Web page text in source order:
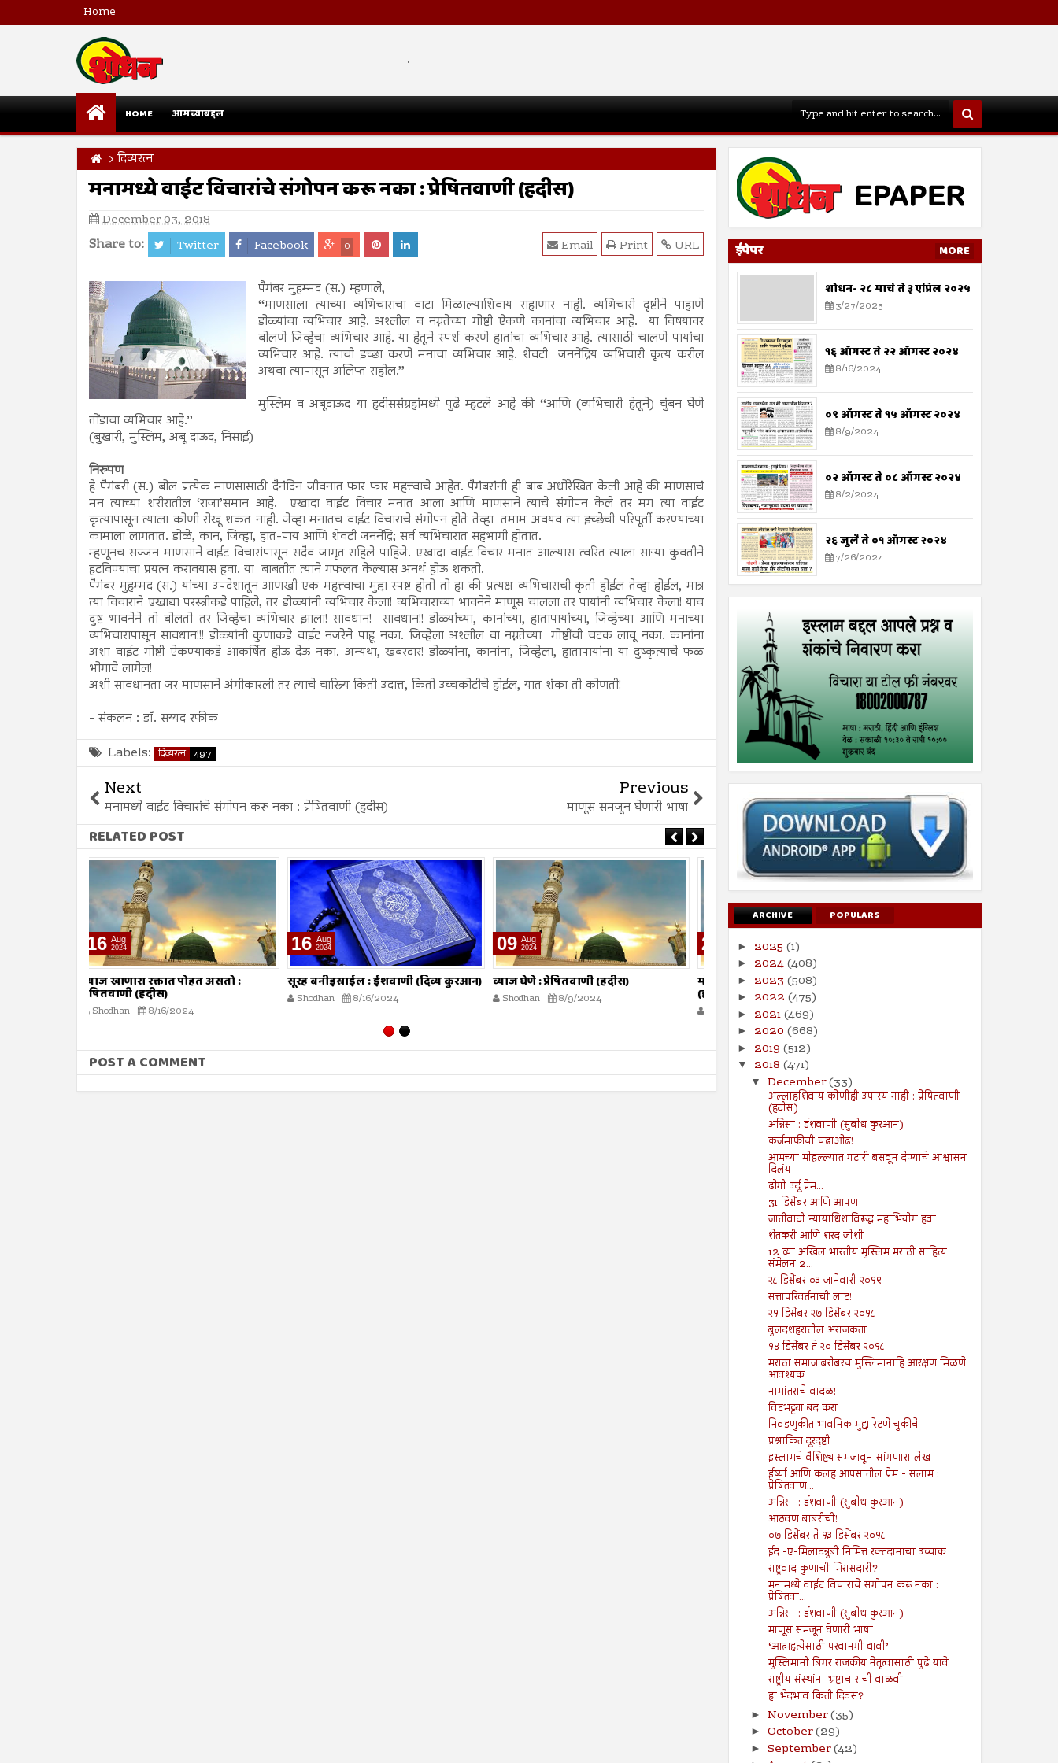
Home
.
HOME आमच्याबद्दल
दिव्यरत्न
मनामध्ये वाईट विचारांचे संगोपन करू नका : प्रेषितवाणी (हदीस)
December 03, 2018
Share to: Twitter Facebook 0 URL
Print
Email
पैगंबर मुहम्मद (स.) म्हणाले,
‘‘माणसाला त्याच्या व्यभिचाराचा वाटा मिळाल्याशिवाय राहाणार नाही. व्यभिचारी दृष्टीने पाहाणे
डोळ्यांचा व्यभिचार आहे. अश्लील व नग्नतेच्या गोष्टी ऐकणे कानांचा व्यभिचार आहे. या विषयावर
बोलणे जिव्हेचा व्यभिचार आहे. या हेतूने स्पर्श करणे हातांचा व्यभिचार आहे. त्यासाठी चालणे पायांचा
व्यभिचार आहे. त्याची इच्छा करणे मनाचा व्यभिचार आहे. शेवटी जननेंद्रिय व्यभिचारी कृत्य करील
अथवा त्यापासून अलिप्त राहील.’’
मुस्लिम व अबूदाऊद या हदीससंग्रहांमध्ये पुढे म्हटले आहे की ‘‘आणि (व्यभिचारी हेतूने) चुंबन घेणे
तोंडाचा व्यभिचार आहे.’’
(बुखारी, मुस्लिम, अबू दाऊद, निसाई)
निरुपण
हे पैगंबरी (स.) बोल प्रत्येक माणसासाठी दैनंदिन जीवनात फार फार महत्त्वाचे आहेत. पैगंबरांनी ही बाब अधोरेखित केली आहे की माणसाचं
मन त्याच्या शरीरातील ‘राजा’समान आहे. एखादा वाईट विचार मनात आला आणि माणसाने त्याचे संगोपन केले तर मग त्या वाईट
कृत्यापासून त्याला कोणी रोखू शकत नाही. जेव्हा मनातच वाईट विचाराचे संगोपन होते तेव्हा तमाम अवयव त्या इच्छेची परिपूर्ती करण्याच्या
कामाला लागतात. डोळे, कान, जिव्हा, हात-पाय आणि शेवटी जननेंद्रि; सर्व व्यभिचारात सहभागी होतात.
म्हणूनच सज्जन माणसाने वाईट विचारांपासून सदैव जागृत राहिले पाहिजे. एखादा वाईट विचार मनात आल्यास त्वरित त्याला साऱ्या कुवतीने
हटविण्याचा प्रयत्न करावयास हवा. या बाबतीत त्याने गफलत केल्यास अनर्थ होऊ शकतो.
पैगंबर मुहम्मद (स.) यांच्या उपदेशातून आणखी एक महत्त्वाचा मुद्दा स्पष्ट होतो तो हा की प्रत्यक्ष व्यभिचाराची कृती होईल तेव्हा होईल, मात्र
त्या विचाराने एखाद्या परस्त्रीकडे पाहिले, तर डोळ्यांनी व्यभिचार केला! व्यभिचाराच्या भावनेने माणूस चालला तर पायांनी व्यभिचार केला! याच
दुष्ट भावनेने तो बोलतो तर जिव्हेचा व्यभिचार झाला! सावधान! सावधान!! डोळ्यांच्या, कानांच्या, हातापायांच्या, जिव्हेच्या आणि मनाच्या
व्यभिचारापासून सावधान!!! डोळ्यांनी कुणाकडे वाईट नजरेने पाहू नका. जिव्हेला अश्लील वा नग्नतेच्या गोष्टींची चटक लावू नका. कानांना
अशा वाईट गोष्टी ऐकण्याकडे आकर्षित होऊ देऊ नका. अन्यथा, खबरदार! डोळ्यांना, कानांना, जिव्हेला, हातापायांना या दुष्कृत्याचे फळ
भोगावे लागेल!
अशी सावधानता जर माणसाने अंगीकारली तर त्याचे चारित्र्य किती उदात्त, किती उच्चकोटीचे होईल, यात शंका ती कोणती!
- संकलन : डॉ. सय्यद रफीक
Labels: दिव्यरत्न 497
Next
मनामध्ये वाईट विचारांचे संगोपन करू नका : प्रेषितवाणी (हदीस)
Previous
माणूस समजून घेणारी भाषा
RELATED POST
16 Aug
2024
सूरह बनीइस्राईल : ईशवाणी (दिव्य कुरआन)
Shodhan 8/16/2024
09 Aug
2024
व्याज घेणे : प्रेषितवाणी (हदीस)
Shodhan 8/9/2024
26 Jul
2024
मोजमापात तफावत करणे : प्रेषितवाणी
(हदीस)
2024
सूरह बनीइस्राईल : : ईशवाणी (दिव्य
कुरआन)
Shodhan 7/26/2024
POST A COMMENT
ईपेपर MORE
शोधन- २८ मार्च ते ३ एप्रिल २०२५
3/27/2025
१६ ऑगस्ट ते २२ ऑगस्ट २०२४
8/16/2024
०९ ऑगस्ट ते १५ ऑगस्ट २०२४
8/9/2024
०२ ऑगस्ट ते ०८ ऑगस्ट २०२४
8/2/2024
२६ जुलै ते ०१ ऑगस्ट २०२४
7/26/2024
ARCHIVE POPULARS
► 2025 (1)
► 2024(408)
► 2023 (508)
► 2022 (475)
► 2021(469)
► 2020 (668)
► 2019 (512)
▼ 2018 (471)
▼ December(33)
अल्लाहशिवाय कोणीही उपास्य नाही : प्रेषितवाणी
(हदीस)
अन्निसा : ईशवाणी (सुबोध कुरआन)
कर्जमाफीची चढाओढ!
आमच्या मोहल्ल्यात गटारी बसवून देण्याचे आश्वासन
दिलंय
ढोंगी उर्दू प्रेम...
31 डिसेंबर आणि आपण
जातीवादी न्यायाधिशांविरूद्ध महाभियोग हवा
शेतकरी आणि शरद जोशी
12 व्या अखिल भारतीय मुस्लिम मराठी साहित्य
संमेलन 2...
२८ डिसेंबर ०३ जानेवारी २०१९
सत्तापरिवर्तनाची लाट!
२१ डिसेंबर २७ डिसेंबर २०१८
बुलंदशहरातील अराजकता
१४ डिसेंबर ते २० डिसेंबर २०१८
मराठा समाजाबरोबरच मुस्लिमांनाहि आरक्षण मिळणे
आवश्यक
नामांतराचे वादळ!
विटभट्ट्या बंद करा
निवडणुकीत भावनिक मुद्दा रेटणे चुकीचे
प्रश्नांकित दूरदृष्टी
इस्लामचे वैशिष्ट्य समजावून सांगणारा लेख
ईर्ष्या आणि कलह आपसांतील प्रेम - सलाम :
प्रेषितवाण...
अन्निसा : ईशवाणी (सुबोध कुरआन)
आठवण बाबरीची!
०७ डिसेंबर ते १३ डिसेंबर २०१८
ईद -ए-मिलादन्नुबी निमित्त रक्तदानाचा उच्चांक
राष्ट्रवाद कुणाची मिरासदारी?
मनामध्ये वाईट विचारांचे संगोपन करू नका :
प्रेषितवा...
अन्निसा : ईशवाणी (सुबोध कुरआन)
माणूस समजून घेणारी भाषा
‘आत्महत्येसाठी परवानगी द्यावी’
मुस्लिमांनी बिगर राजकीय नेतृत्वासाठी पुढे यावे
राष्ट्रीय संस्थांना भ्रष्टाचाराची वाळवी
हा भेदभाव किती दिवस?
► November(35)
► October(29)
► September(42)